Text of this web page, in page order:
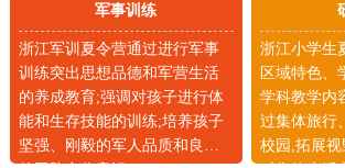
军事训练
浙江军训夏令营通过进行军事
训练突出思想品德和军营生活
的养成教育;强调对孩子进行体
能和生存技能的训练;培养孩子
坚强、刚毅的军人品质和良好
浙江小学生
区域特色、
学科教学内
过集体旅行
校园,拓展